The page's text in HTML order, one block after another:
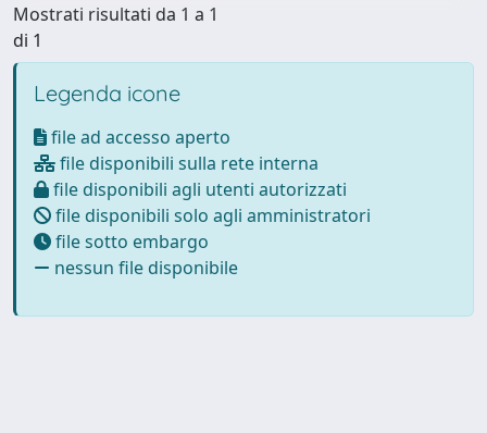
Mostrati risultati da 1 a 1
di 1
Legenda icone
file ad accesso aperto
file disponibili sulla rete interna
file disponibili agli utenti autorizzati
file disponibili solo agli amministratori
file sotto embargo
nessun file disponibile